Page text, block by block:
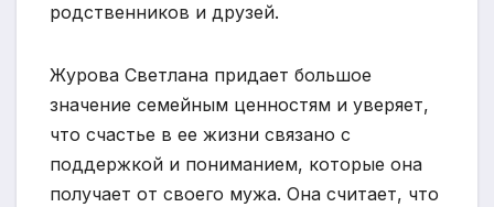
родственников и друзей.
Журова Светлана придает большое
значение семейным ценностям и уверяет,
что счастье в ее жизни связано с
поддержкой и пониманием, которые она
получает от своего мужа. Она считает, что